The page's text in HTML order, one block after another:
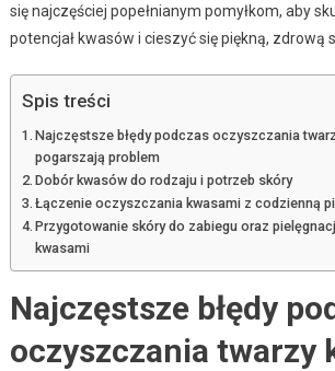
się najczęściej popełnianym pomyłkom, aby
potencjał kwasów i cieszyć się piękną, zdrową
Spis treści
Najczęstsze błędy podczas oczyszczania
pogarszają problem
Dobór kwasów do rodzaju i potrzeb skóry
Łączenie oczyszczania kwasami z codzienną
Przygotowanie skóry do zabiegu oraz
kwasami
Najczęstsze błędy
oczyszczania twarzy